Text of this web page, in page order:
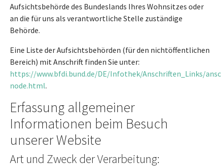
Aufsichtsbehörde des Bundeslands Ihres Wohnsitzes oder
an die für uns als verantwortliche Stelle zuständige
Behörde.
Eine Liste der Aufsichtsbehörden (für den nichtöffentlichen
Bereich) mit Anschrift finden Sie unter:
https://www.bfdi.bund.de/DE/Infothek/Anschriften_Links/
node.html.
Erfassung allgemeiner
Informationen beim Besuch
unserer Website
Art und Zweck der Verarbeitung: